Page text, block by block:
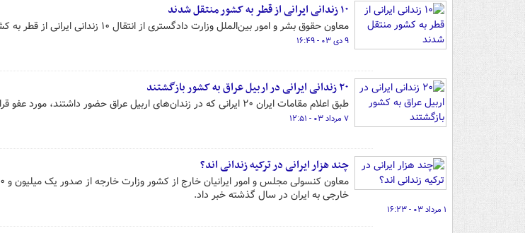
۱۰ زندانی ایرانی از قطر به کشور منتقل شدند
معاون حقوق بشر و امور بین‌الملل وزارت دادگستری از انتقال ۱۰ زندانی ایرانی از قطر به کشور خبر داد.
۹ دی ۰۳ - ۱۶:۴۹
۲۰ زندانی ایرانی در اربیل عراق به کشور بازگشتند
طبق اعلام مقامات ایران ۲۰ ایرانی که در زندان‌های اربیل عراق حضور داشتند، مورد عفو قرار گرفته و به کشور بازگشتند.
۷ مرداد ۰۳ - ۱۲:۵۱
چند هزار ایرانی در ترکیه زندانی اند؟
خارجی به ایران در سال گذشته خبر داد.
۱ مرداد ۰۳ - ۱۶:۲۳